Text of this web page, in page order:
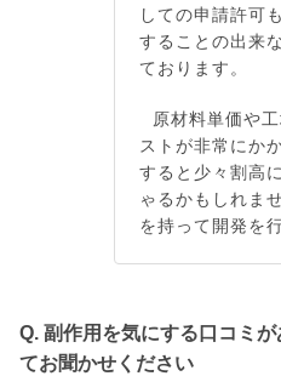
しての申請許可
することの出来
ております。
原材料単価や
ストが非常にか
すると少々割高
ゃるかもしれま
を持って開発を
Q. 副作用を気にする口コミ
てお聞かせください